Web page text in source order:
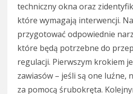
techniczny okna oraz
które wymagają interwencji.
przygotować odpowiednie
które będą potrzebne do
regulacji. Pierwszym krokiem
zawiasów – jeśli są one luźne,
za pomocą śrubokręta.